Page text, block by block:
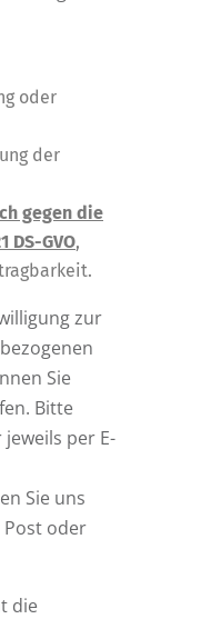
oder
der
gegen die
DS-GVO,
zur
Sie
Bitte
per E-
Sie uns
oder
die